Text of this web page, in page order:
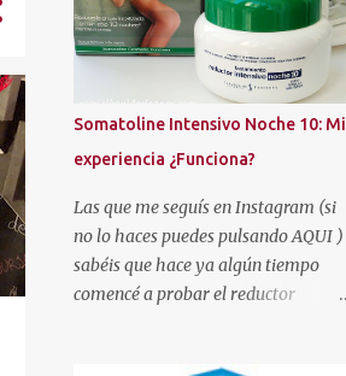
mayo 2025
4
marzo 2025
4
febrero 2025
enero 2025
4
2024
50
diciembre 2024
octubre 2024
Somatoline Intensivo Noche 10: Mi
experiencia ¿Funciona?
Las que me seguís en Instagram (si
no lo haces puedes pulsando AQUI )
sabéis que hace ya algún tiempo
comencé a probar el reductor